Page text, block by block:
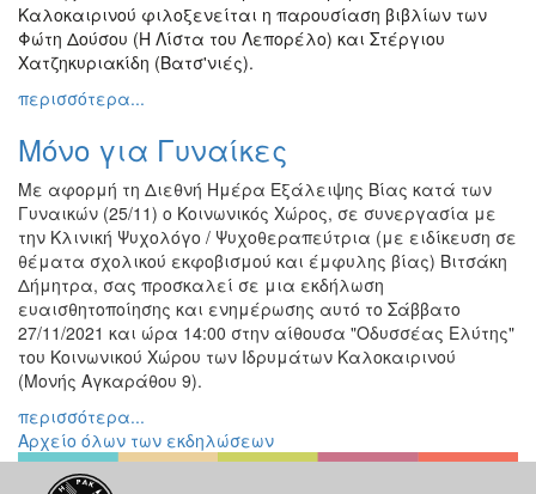
Καλοκαιρινού φιλοξενείται η παρουσίαση βιβλίων των
Φώτη Δούσου (Η Λίστα του Λεπορέλο) και Στέργιου
Χατζηκυριακίδη (Βατσ'νιές).
περισσότερα...
Μόνο για Γυναίκες
Με αφορμή τη Διεθνή Ημέρα Εξάλειψης Βίας κατά των
Γυναικών (25/11) ο Κοινωνικός Χώρος, σε συνεργασία με
την Κλινική Ψυχολόγο / Ψυχοθεραπεύτρια (με ειδίκευση σε
θέματα σχολικού εκφοβισμού και έμφυλης βίας) Βιτσάκη
Δήμητρα, σας προσκαλεί σε μια εκδήλωση
ευαισθητοποίησης και ενημέρωσης αυτό το Σάββατο
27/11/2021 και ώρα 14:00 στην αίθουσα "Οδυσσέας Ελύτης"
του Κοινωνικού Χώρου των Ιδρυμάτων Καλοκαιρινού
(Μονής Αγκαράθου 9).
περισσότερα...
Αρχείο όλων των εκδηλώσεων